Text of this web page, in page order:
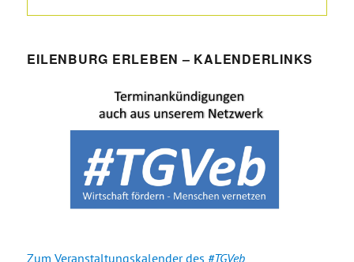
EILENBURG ERLEBEN – KALENDERLINKS
Zum Veranstaltungskalender des #TGVeb